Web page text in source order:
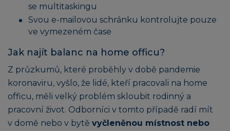
se multitaskingu
Svou e-mailovou schránku kontrolujte pouze
ve vymezeném čase
Jak najít balanc na home officu?
Z průzkumů, které proběhly v době pandemie
koronaviru, vyšlo, že lidé, kteří pracovali na home
officu, měli velký problém skloubit rodinný a
pracovní život. Odborníci v tomto případě radí mít
v domě nebo v bytě vyčleněnou místnost nebo